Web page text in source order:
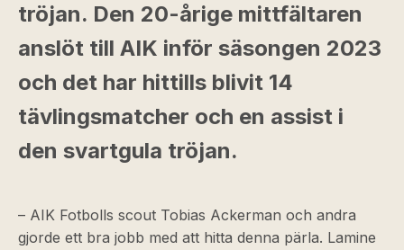
tröjan. Den 20-årige mittfältaren
anslöt till AIK inför säsongen 2023
och det har hittills blivit 14
tävlingsmatcher och en assist i
den svartgula tröjan.
– AIK Fotbolls scout Tobias Ackerman och andra
gjorde ett bra jobb med att hitta denna pärla. Lamine